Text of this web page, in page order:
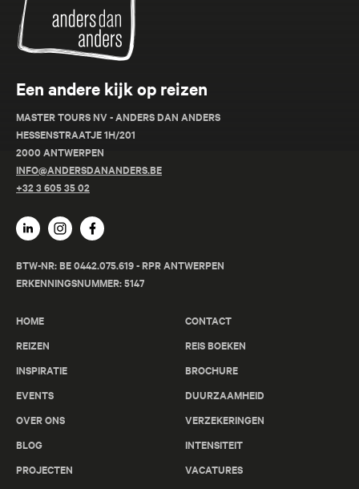
Een andere kijk op reizen
MASTER TOURS NV - ANDERS DAN ANDERS
HESSENSTRAATJE 1H/201
2000 ANTWERPEN
INFO@ANDERSDANANDERS.BE
+32 3 605 35 02
BTW-NR: BE 0442.075.619 - RPR ANTWERPEN
ERKENNINGSNUMMER: 5147
HOME
REIZEN
INSPIRATIE
EVENTS
OVER ONS
BLOG
PROJECTEN
CONTACT
REIS BOEKEN
BROCHURE
DUURZAAMHEID
VERZEKERINGEN
INTENSITEIT
VACATURES